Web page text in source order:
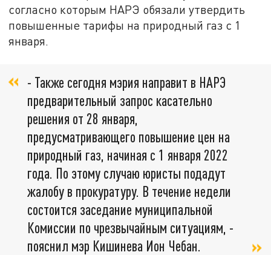
согласно которым НАРЭ обязали утвердить
повышенные тарифы на природный газ с 1
января.
- Также сегодня мэрия направит в НАРЭ
предварительный запрос касательно
решения от 28 января,
предусматривающего повышение цен на
природный газ, начиная с 1 января 2022
года. По этому случаю юристы подадут
жалобу в прокуратуру. В течение недели
состоится заседание муниципальной
Комиссии по чрезвычайным ситуациям, -
пояснил мэр Кишинева Ион Чебан.